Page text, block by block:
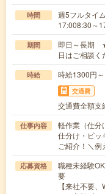
時間
週5フルタイ
17:008:30～
期間
即日～長期 ★
日はご相談
時給 時給1300円
交通費
交通費全額支
仕事内容
軽作業（仕分
仕分け・ピッ
ご紹介！＼
応募資格
職種未経験
要
【来社不要